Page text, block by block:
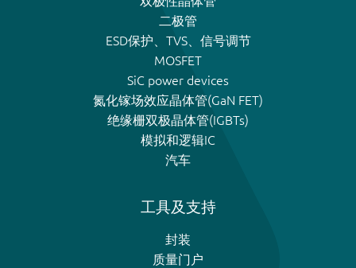
二极管
ESD保护、TVS、信号调节
MOSFET
SiC power devices
氮化镓场效应晶体管(GaN FET)
绝缘栅双极晶体管(IGBTs)
模拟和逻辑IC
汽车
工具及支持
封装
质量门户